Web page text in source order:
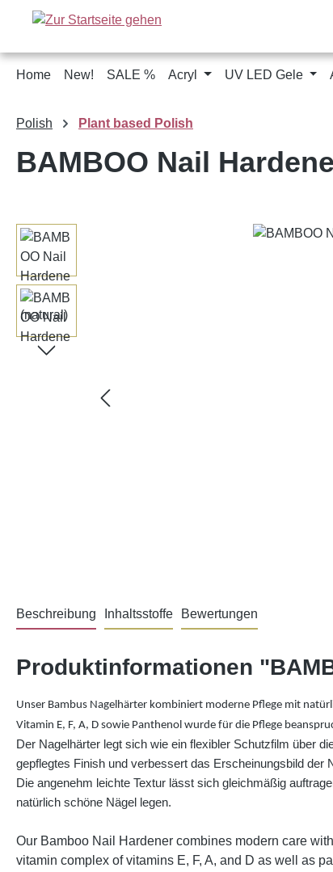
Hauptinhalt springen
Zur Suche springen
Zur Hauptnavigation springen
Home New! SALE % Acryl UV LED Gele
Polish Plant based Polish
BAMBOO Nail
Bildergalerie überspringen
Beschreibung Inhaltsstoffe Bewertungen
Produktinformationen
Unser Bambus Nagelhärter kombiniert moderne Pflege mit
Vitamin E, F, A, D sowie Panthenol wurde für die Pflege
Der Nagelhärter legt sich wie ein flexibler Schutzfilm über
gepflegtes Finish und verbessert das Erscheinungsbild der
Die angenehm leichte Textur lässt sich gleichmäßig
natürlich schöne Nägel legen.
Our Bamboo Nail Hardener combines modern care
vitamin complex of vitamins E, F, A, and D as well as